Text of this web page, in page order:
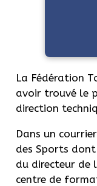
La Fédération
avoir trouvé le
direction
Dans un
des Sports
du directeur de
centre de